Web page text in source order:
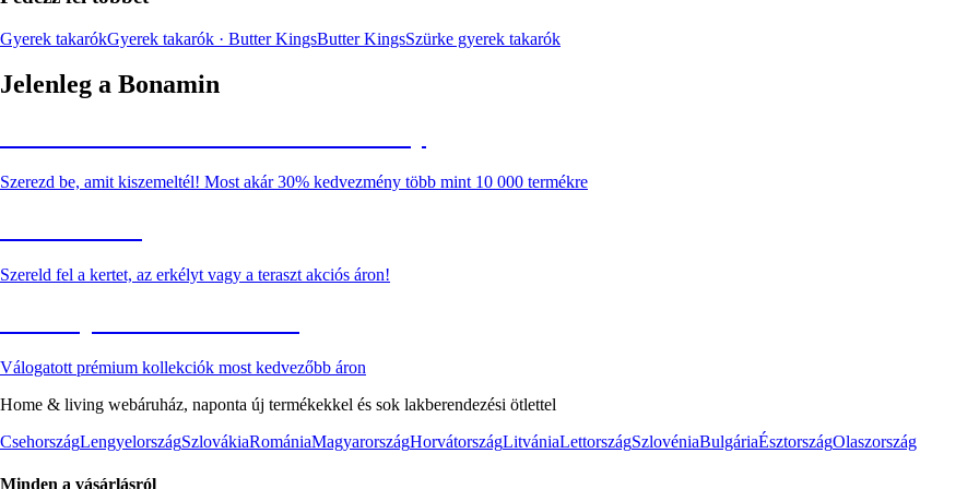
Gyerek takarókGyerek takarók · Butter KingsButter KingsSzürke gyerek takarók
Jelenleg a Bonamin
Szerezd be, amit kiszemeltél! Most akár 30% kedvezmény több mint 10 000 termékre
Szereld fel a kertet, az erkélyt vagy a teraszt akciós áron!
Válogatott prémium kollekciók most kedvezőbb áron
Home & living webáruház, naponta új termékekkel és sok lakberendezési ötlettel
CsehországLengyelországSzlovákiaRomániaMagyarországHorvátországLitvániaLettországSzlovéniaBulgáriaÉsztországOlaszország
Minden a vásárlásról